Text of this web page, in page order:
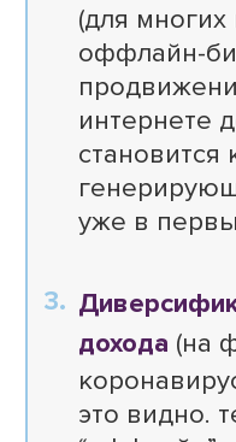
(для
оффлайн-
интернете
уже в
дохода (на
это видно.